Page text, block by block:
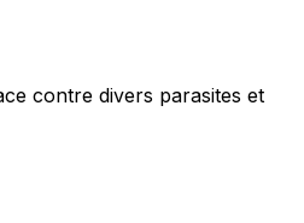
contre divers parasites et